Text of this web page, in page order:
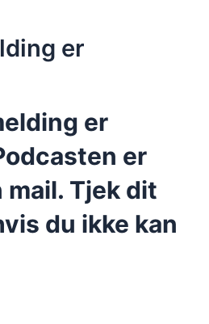
er
er
er
Tjek dit
du ikke kan